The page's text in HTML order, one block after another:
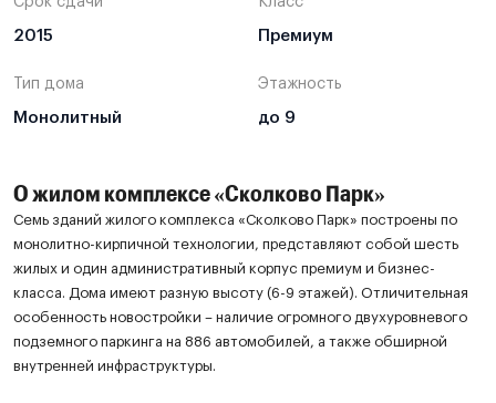
2015 Премиум
Тип дома
Монолитный
Этажность
до 9
О жилом комплексе «Сколково Парк»
Семь зданий жилого комплекса «Сколково Парк» построены по
монолитно-кирпичной технологии, представляют собой шесть
жилых и один административный корпус премиум и бизнес-
класса. Дома имеют разную высоту (6-9 этажей). Отличительная
особенность новостройки – наличие огромного двухуровневого
подземного паркинга на 886 автомобилей, а также обширной
внутренней инфраструктуры.